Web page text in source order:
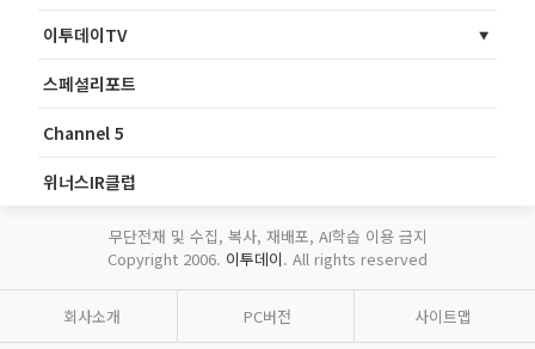
이투데이TV
스페셜리포트
Channel 5
위너스IR클럽
무단전재 및 수집, 복사, 재배포, AI학습 이용 금지
Copyright 2006. 이투데이. All rights reserved
회사소개 PC버전 사이트맵